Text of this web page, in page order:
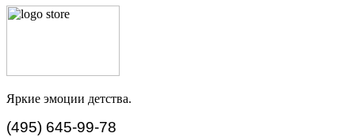
Яркие эмоции детства.
(495) 645-99-78